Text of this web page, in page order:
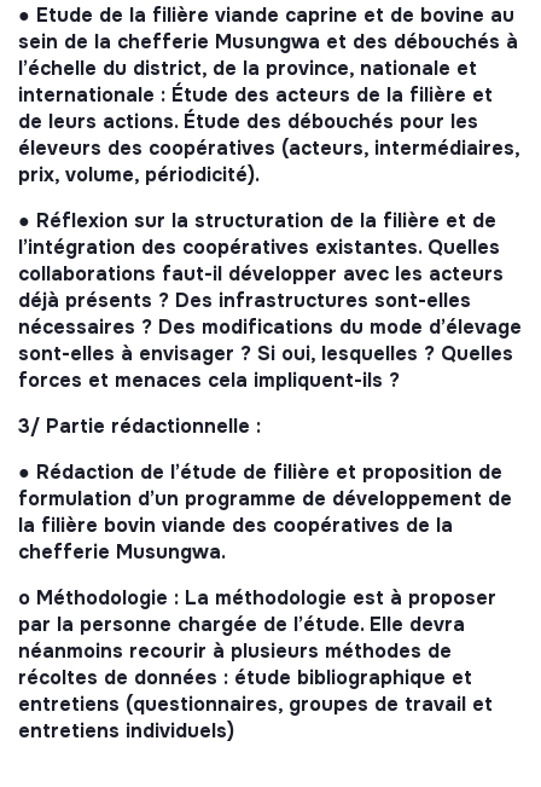
● Etude de la filière viande caprine et de bovine au
sein de la chefferie Musungwa et des débouchés à
l’échelle du district, de la province, nationale et
internationale : Étude des acteurs de la filière et
de leurs actions. Étude des débouchés pour les
éleveurs des coopératives (acteurs, intermédiaires,
prix, volume, périodicité).
● Réflexion sur la structuration de la filière et de
l’intégration des coopératives existantes. Quelles
collaborations faut-il développer avec les acteurs
déjà présents ? Des infrastructures sont-elles
nécessaires ? Des modifications du mode d’élevage
sont-elles à envisager ? Si oui, lesquelles ? Quelles
forces et menaces cela impliquent-ils ?
3/ Partie rédactionnelle :
● Rédaction de l’étude de filière et proposition de
formulation d’un programme de développement de
la filière bovin viande des coopératives de la
chefferie Musungwa.
o Méthodologie : La méthodologie est à proposer
par la personne chargée de l’étude. Elle devra
néanmoins recourir à plusieurs méthodes de
récoltes de données : étude bibliographique et
entretiens (questionnaires, groupes de travail et
entretiens individuels)